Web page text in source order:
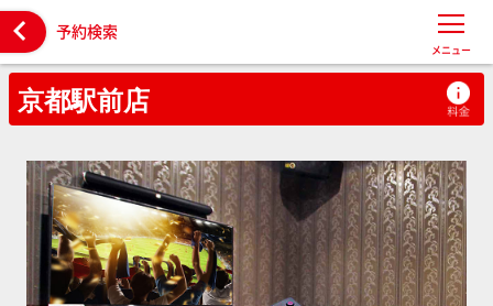
 予約検索
メニュー
京都駅前店